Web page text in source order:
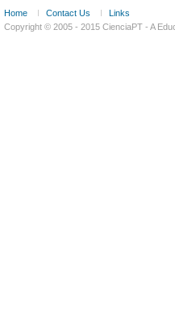
Home Contact Us
Links
Copyright © 2005 - 2015 CienciaPT - A